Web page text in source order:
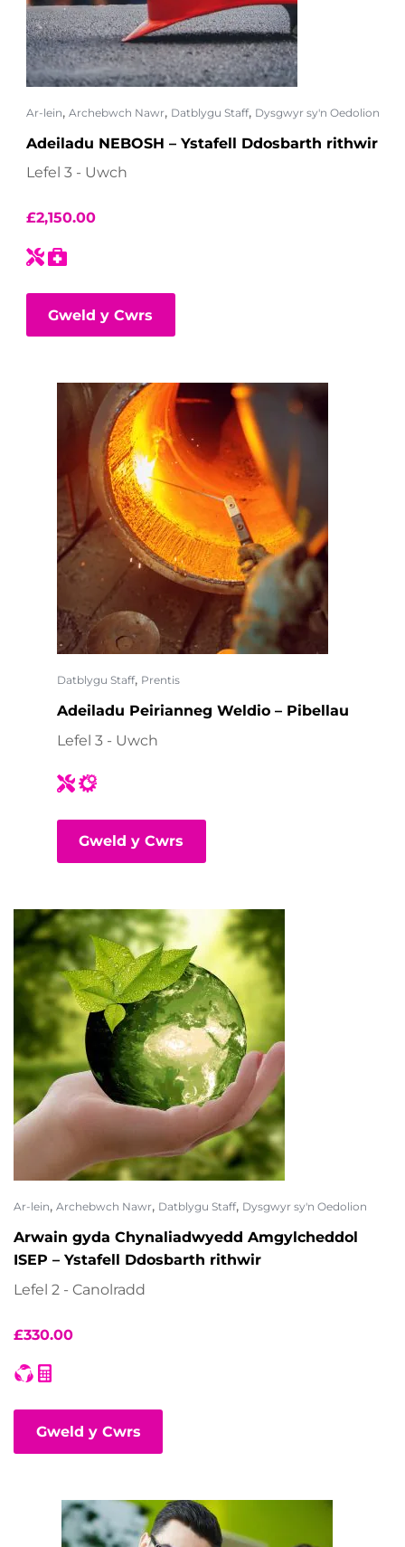
Ar-lein, Archebwch Nawr, Datblygu Staff, Dysgwyr sy'n Oedolion
Adeiladu NEBOSH – Ystafell Ddosbarth rithwir
Lefel 3 - Uwch
£2,150.00
Gweld y Cwrs
Datblygu Staff, Prentis
Adeiladu Peirianneg Weldio – Pibellau
Lefel 3 - Uwch
Gweld y Cwrs
Ar-lein, Archebwch Nawr, Datblygu Staff, Dysgwyr sy'n Oedolion
Arwain gyda Chynaliadwyedd Amgylcheddol
ISEP – Ystafell Ddosbarth rithwir
Lefel 2 - Canolradd
£330.00
Gweld y Cwrs